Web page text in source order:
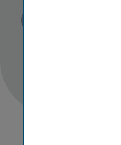
PR Veröffentlicht
30.05.2014